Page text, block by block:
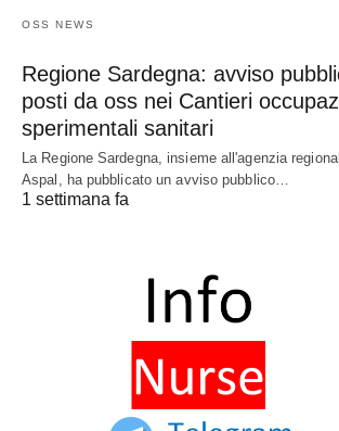
OSS NEWS
Regione Sardegna: avviso
posti da oss nei Cantieri
sperimentali sanitari
La Regione Sardegna, insieme all'agenzia
Aspal, ha pubblicato un avviso pubblico…
1 settimana fa